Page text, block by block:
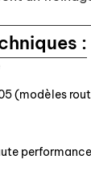
:
(modèles
performance